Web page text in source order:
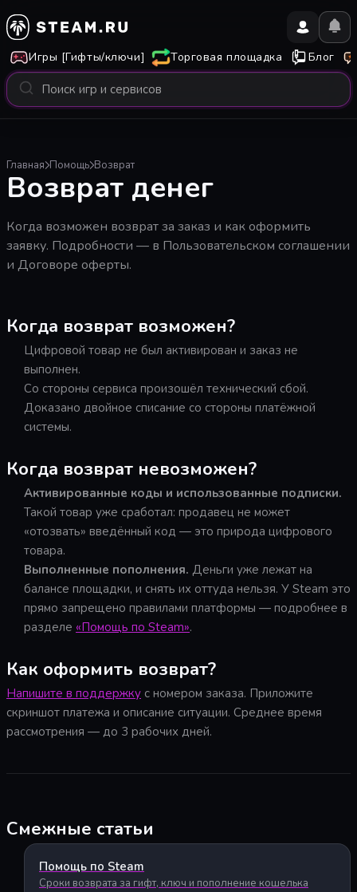
Игры [Гифты/ключи] Торговая площадка Блог
Главная Помощь Возврат
Возврат денег
Когда возможен возврат за заказ и как оформить
заявку. Подробности — в Пользовательском соглашении
и Договоре оферты.
Когда возврат возможен?
Цифровой товар не был активирован и заказ не
выполнен.
Со стороны сервиса произошёл технический сбой.
Доказано двойное списание со стороны платёжной
системы.
Когда возврат невозможен?
Активированные коды и использованные подписки.
Такой товар уже сработал: продавец не может
«отозвать» введённый код — это природа цифрового
товара.
Выполненные пополнения. Деньги уже лежат на
балансе площадки, и снять их оттуда нельзя. У Steam это
прямо запрещено правилами платформы — подробнее в
разделе «Помощь по Steam».
Как оформить возврат?
Напишите в поддержку с номером заказа. Приложите
скриншот платежа и описание ситуации. Среднее время
рассмотрения — до 3 рабочих дней.
Смежные статьи
Помощь по Steam
Сроки возврата за гифт, ключ и пополнение кошелька